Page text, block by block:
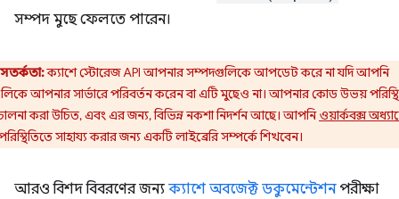
সম্পদ মুছে ফেলতে পারেন।
সতর্কতা:ক্যাশে স্টোরেজ API আপনার সম্পদগুলিকে আপডেট করে না যদি আপনি
আপনার সার্ভারে পরিবর্তন করেন বা এটি মুছেও না। আপনার কোড উভয়
করা উচিত, এবং এর জন্য, বিভিন্ন নকশা নিদর্শন আছে। আপনিওয়ার্কবক্স
সাহায্য করার জন্য একটি লাইব্রেরি সম্পর্কে শিখবেন।
আরও বিশদ বিবরণের জন্য ক্যাশে অবজেক্ট ডকুমেন্টেশনপরীক্ষা